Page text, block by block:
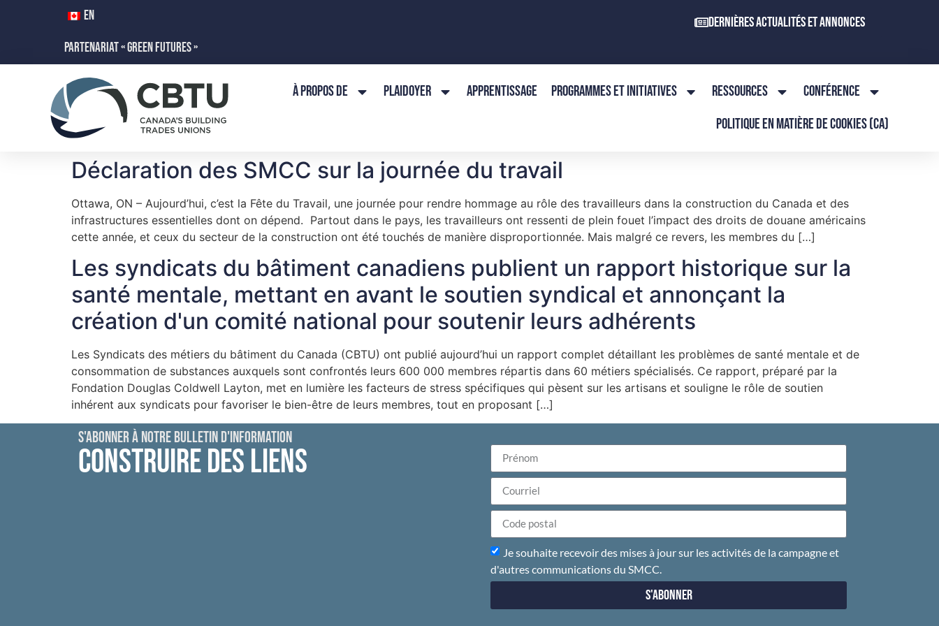
EN
PARTENARIAT « GREEN FUTURES »
Dernières actualités et annonces
À PROPOS DE PLAIDOYER APPRENTISSAGE PROGRAMMES ET INITIATIVES RESSOURCES
CONFÉRENCE
POLITIQUE EN MATIÈRE DE COOKIES (CA)
Déclaration des SMCC sur la journée du travail
Ottawa, ON – Aujourd’hui, c’est la Fête du Travail, une journée pour rendre hommage au rôle des travailleurs dans la construction du Canada et des
infrastructures essentielles dont on dépend. Partout dans le pays, les travailleurs ont ressenti de plein fouet l’impact des droits de douane américains
cette année, et ceux du secteur de la construction ont été touchés de manière disproportionnée. Mais malgré ce revers, les membres du […]
Les syndicats du bâtiment canadiens publient un rapport historique sur la
santé mentale, mettant en avant le soutien syndical et annonçant la
création d'un comité national pour soutenir leurs adhérents
Les Syndicats des métiers du bâtiment du Canada (CBTU) ont publié aujourd’hui un rapport complet détaillant les problèmes de santé mentale et de
consommation de substances auxquels sont confrontés leurs 600 000 membres répartis dans 60 métiers spécialisés. Ce rapport, préparé par la
Fondation Douglas Coldwell Layton, met en lumière les facteurs de stress spécifiques qui pèsent sur les artisans et souligne le rôle de soutien
inhérent aux syndicats pour favoriser le bien-être de leurs membres, tout en proposant […]
S'ABONNER À NOTRE BULLETIN D'INFORMATION
CONSTRUIRE DES LIENS
Je souhaite recevoir des mises à jour sur les activités de la campagne et
d'autres communications du SMCC.
S'abonner